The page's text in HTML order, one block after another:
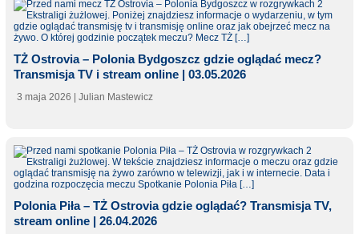
TŻ Ostrovia – Polonia Bydgoszcz gdzie oglądać mecz?
Transmisja TV i stream online | 03.05.2026
3 maja 2026 | Julian Mastewicz
Polonia Piła – TŻ Ostrovia gdzie oglądać? Transmisja TV,
stream online | 26.04.2026